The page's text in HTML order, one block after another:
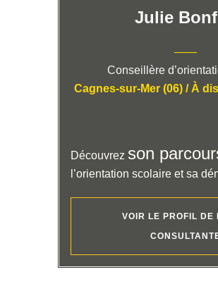
Julie
——
Conseillère
Cagnes-sur-Mer (06) / À
Découvrez son
l’orientation scolaire et sa
VOIR LE PROFIL DE